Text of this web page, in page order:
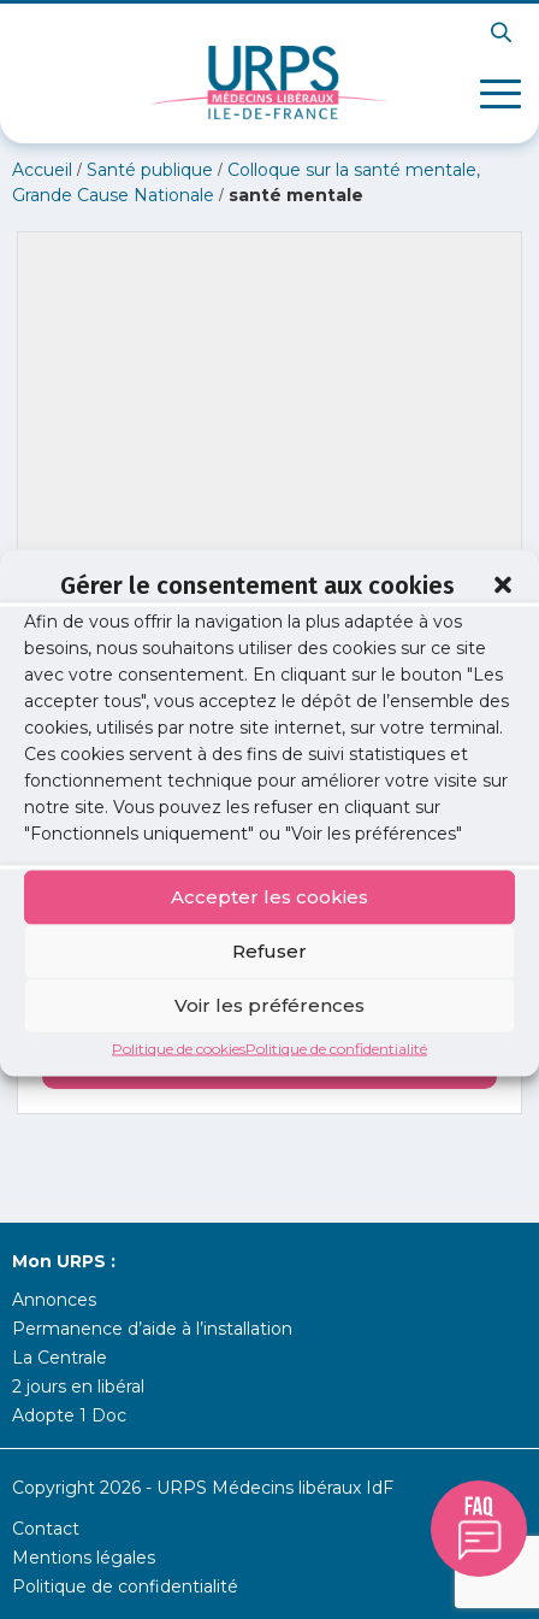
Gérer le consentement aux cookies
Afin de vous offrir la navigation la plus adaptée à vos
besoins, nous souhaitons utiliser des cookies sur ce site
avec votre consentement. En cliquant sur le bouton "Les
accepter tous", vous acceptez le dépôt de l’ensemble des
cookies, utilisés par notre site internet, sur votre terminal.
Ces cookies servent à des fins de suivi statistiques et
fonctionnement technique pour améliorer votre visite sur
notre site. Vous pouvez les refuser en cliquant sur
"Fonctionnels uniquement" ou "Voir les préférences"
Accepter les cookies
Refuser
Voir les préférences
Politique de cookiesPolitique de confidentialité
Accueil / Santé publique / Colloque sur la santé mentale,
Grande Cause Nationale / santé mentale
santé mentale
Publié le : 21 juillet 2025
Partager cet article :
annonces
Mon URPS :
Annonces
Permanence d’aide à l’installation
La Centrale
2 jours en libéral
Adopte 1 Doc
Copyright 2026 - URPS Médecins libéraux IdF
Contact
Mentions légales
Politique de confidentialité